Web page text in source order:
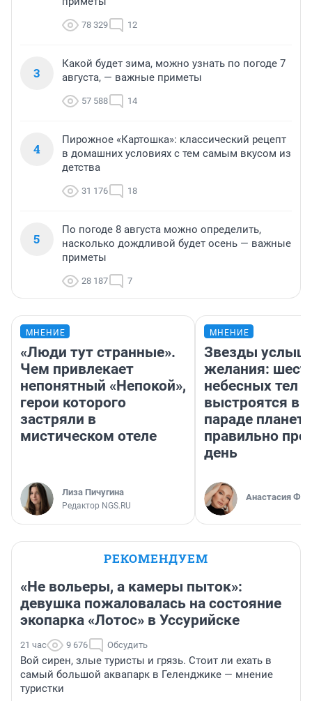
78 329 12
3
Какой будет зима, можно узнать по погоде 7
августа, — важные приметы
57 588 14
4
Пирожное «Картошка»: классический рецепт
в домашних условиях с тем самым вкусом из
детства
31 176 18
5
По погоде 8 августа можно определить,
насколько дождливой будет осень — важные
приметы
28 187 7
МНЕНИЕ
«Люди тут странные».
Чем привлекает
непонятный «Непокой»,
герои которого
застряли в
мистическом отеле
Лиза Пичугина
Редактор NGS.RU
МНЕНИЕ
Звезды
желания:
небесных тел
выстроятся в
параде планет
правильно
день
Анастасия
РЕКОМЕНДУЕМ
«Не вольеры, а камеры пыток»:
девушка пожаловалась на состояние
экопарка «Лотос» в Уссурийске
21 час 9 676 Обсудить
Вой сирен, злые туристы и грязь. Стоит ли ехать в
самый большой аквапарк в Геленджике — мнение
туристки